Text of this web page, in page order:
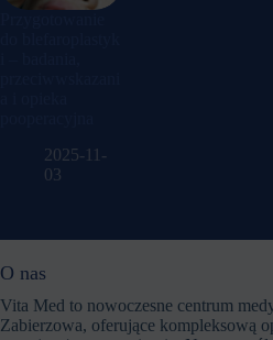
2025-11-
03
O nas
Vita Med to nowoczesne centrum
Zabierzowa, oferujące kompleksową